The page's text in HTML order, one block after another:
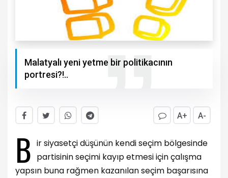
Malatyalı yeni yetme bir politikacının
portresi?!..
A+ A-
B ir siyasetçi düşünün kendi seçim bölgesinde
partisinin seçimi kayıp etmesi için çalışma
yapsın buna rağmen kazanılan seçim başarısına